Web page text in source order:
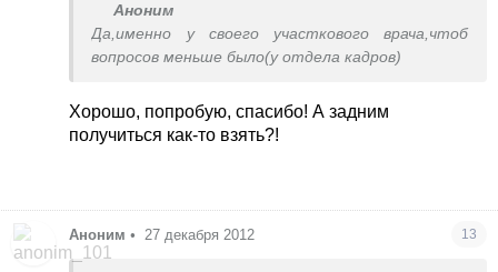
Аноним
Да,именно у своего участкового врача,чтоб
вопросов меньше было(у отдела кадров)
Хорошо, попробую, спасибо! А задним
получиться как-то взять?!
Аноним • 27 декабря 2012 13